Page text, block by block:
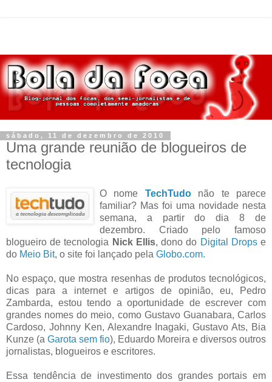
sábado, 11 de dezembro de 2010
Uma grande reunião de blogueiros de
tecnologia
O nome TechTudonão te parece
familiar? Mas foi uma novidade nesta
semana, a partir do dia 8 de
dezembro. Criado pelo famoso
blogueiro de tecnologia Nick Ellis, dono do Digital Dropse
do Meio Bit, o site foi lançado pela Globo.com.
No espaço, que mostra resenhas de produtos tecnológicos,
dicas para a internet e artigos de opinião, eu, Pedro
Zambarda, estou tendo a oportunidade de escrever com
grandes nomes do meio, como Gustavo Guanabara, Carlos
Cardoso, Johnny Ken, Alexandre Inagaki, Gustavo Ats, Bia
Kunze (a Garota sem fio), Eduardo Moreira e diversos outros
jornalistas, blogueiros e escritores.
Essa tendência de investimento dos grandes portais em